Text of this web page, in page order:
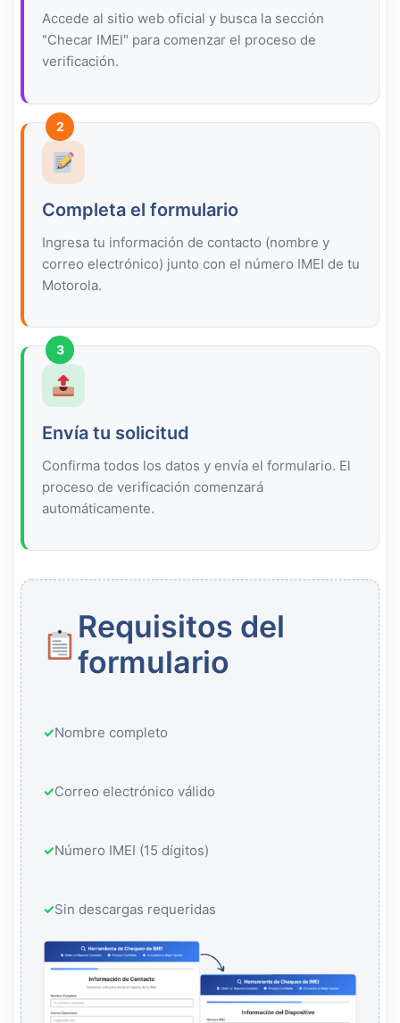
Accede al sitio web oficial y busca la sección
"Checar IMEI" para comenzar el proceso de
verificación.
2
Completa el formulario
Ingresa tu información de contacto (nombre y
correo electrónico) junto con el número IMEI de tu
Motorola.
3
Envía tu solicitud
Confirma todos los datos y envía el formulario. El
proceso de verificación comenzará
automáticamente.
Requisitos del
formulario
✓Nombre completo
✓Correo electrónico válido
✓Número IMEI (15 dígitos)
✓Sin descargas requeridas